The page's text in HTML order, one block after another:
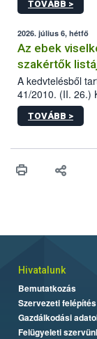
tervezett új
TOVÁBB >
2026. július 6, hétfő
Az ebek
szakértők
A kedvtelésből
41/2010. (II. 26.)
sérülés, illetve
hatósági
vonni az ebek
TOVÁBB >
Hivatalunk
Bemutatkozás
Szervezeti felépítés
Gazdálkodási
Felügyeleti